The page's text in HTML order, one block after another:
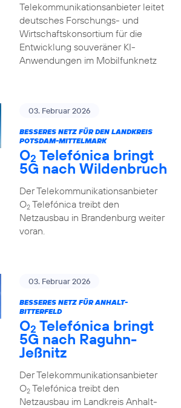
Telekommunikationsanbieter leitet
deutsches Forschungs- und
Wirtschaftskonsortium für die
Entwicklung souveräner KI-
Anwendungen im Mobilfunknetz
03. Februar 2026
BESSERES NETZ FÜR DEN LANDKREIS
POTSDAM-MITTELMARK
O2 Telefónica bringt
5G nach Wildenbruch
Der Telekommunikationsanbieter
O2Telefónica treibt den
Netzausbau in Brandenburg weiter
voran.
03. Februar 2026
BESSERES NETZ FÜR ANHALT-
BITTERFELD
O2 Telefónica bringt
5G nach Raguhn-
Jeßnitz
Der Telekommunikationsanbieter
O2Telefónica treibt den
Netzausbau im Landkreis Anhalt-